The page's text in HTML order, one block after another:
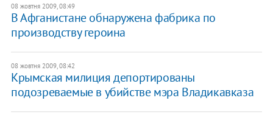
08 жовтня 2009, 08:49
В Афганистане обнаружена фабрика по
производству героина
08 жовтня 2009, 08:42
Крымская милиция депортированы
подозреваемые в убийстве мэра Владикавказа